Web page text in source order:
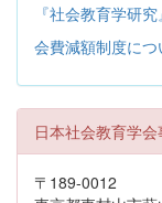
『社会教育学研
会費減額制度に
日本社会教育学会
〒189-0012